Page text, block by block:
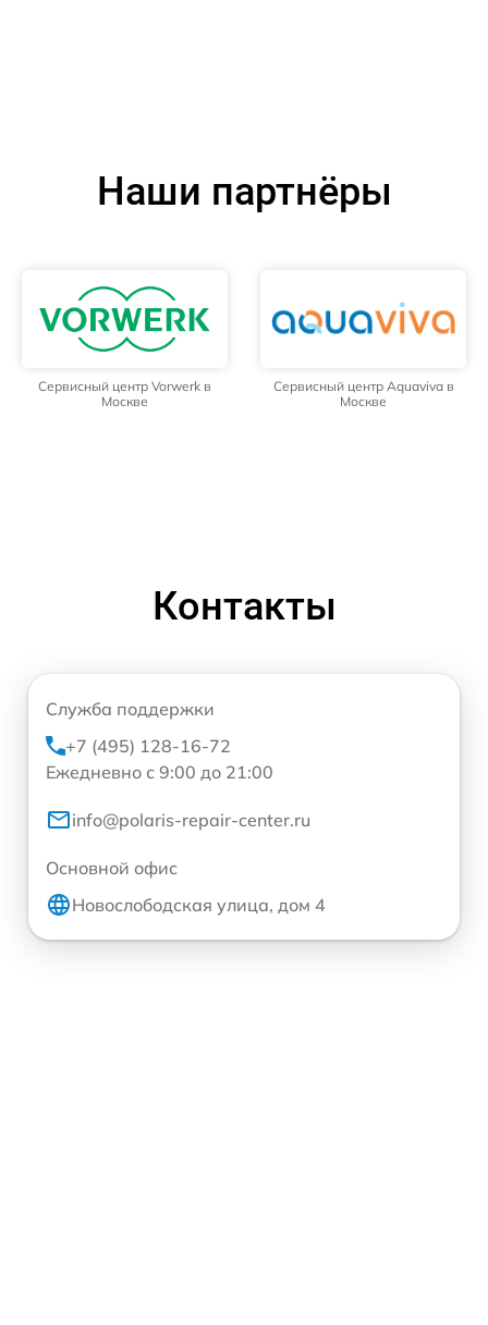
Наши партнёры
Сервисный центр Vorwerk в
Москве
Сервисный центр Aquaviva в
Москве
Контакты
Служба поддержки
+7 (495) 128-16-72
Ежедневно с 9:00 до 21:00
info@polaris-repair-center.ru
Основной офис
Новослободская улица, дом 4